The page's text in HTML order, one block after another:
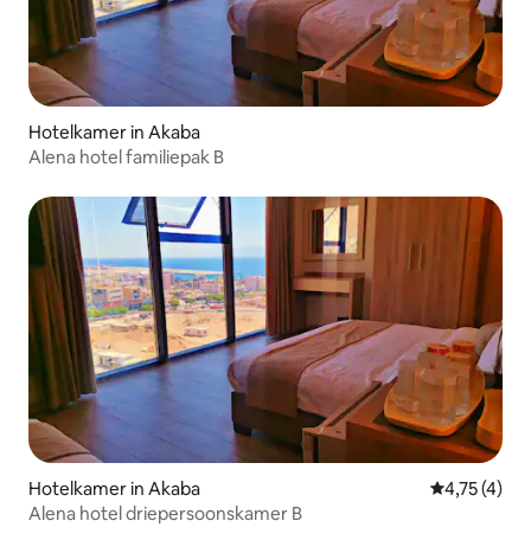
Hotelkamer in Akaba
Alena hotel familiepak B
Hotelkamer in Akaba
4,75 (4)
Alena hotel driepersoonskamer B